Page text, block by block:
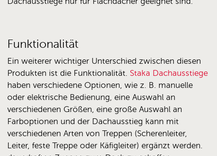
Funktionalität
Ein weiterer wichtiger Unterschied zwischen diesen
Produkten ist die Funktionalität. Staka Dachausstiege
haben verschiedene Optionen, wie z. B. manuelle
oder elektrische Bedienung, eine Auswahl an
verschiedenen Größen, eine große Auswahl an
Farboptionen und der Dachausstieg kann mit
verschiedenen Arten von Treppen (Scherenleiter,
Leiter, feste Treppe oder Käfigleiter) ergänzt werden.